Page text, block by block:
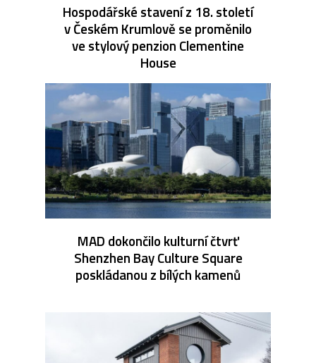
Hospodářské stavení z 18. století
v Českém Krumlově se proměnilo
ve stylový penzion Clementine
House
MAD dokončilo kulturní čtvrť
Shenzhen Bay Culture Square
poskládanou z bílých kamenů